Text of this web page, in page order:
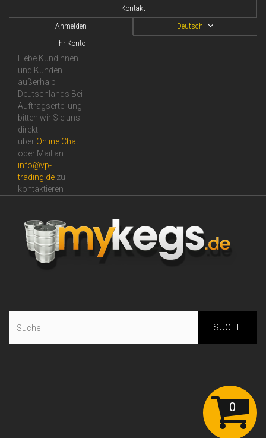
Kontakt
Deutsch
Anmelden
Ihr Konto
Liebe Kundinnen
und Kunden
außerhalb
Deutschlands Bei
Auftragserteilung
bitten wir Sie uns
direkt
über Online Сhat
oder Mail an
info@vp-
trading.de zu
kontaktieren
SUCHE
0